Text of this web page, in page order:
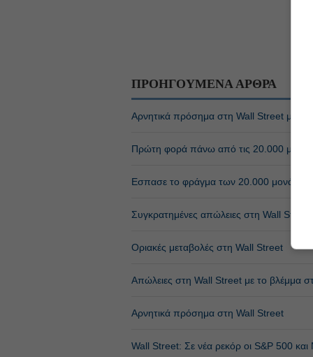
ΠΡΟΗΓΟΥΜΕΝΑ ΑΡΘΡΑ
Αρνητικά πρόσημα στη Wall Street μετά
Πρώτη φορά πάνω από τις 20.000
Εσπασε το φράγμα των 20.000 μονάδων
Συγκρατημένες απώλειες στη Wall Street
Οριακές μεταβολές στη Wall Street
Απώλειες στη Wall Street με το βλέμμα
Αρνητικά πρόσημα στη Wall Street
Wall Street: Σε νέα ρεκόρ οι S&P 500 και